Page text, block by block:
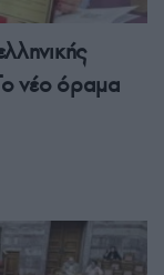
νέο όραμα